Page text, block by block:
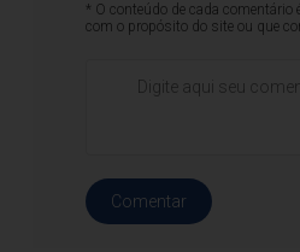
* O conteúdo de cada
com o propósito do site ou que
Comentar